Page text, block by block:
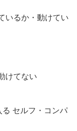
いるか・動けてい
けてない
る セルフ・コンパ